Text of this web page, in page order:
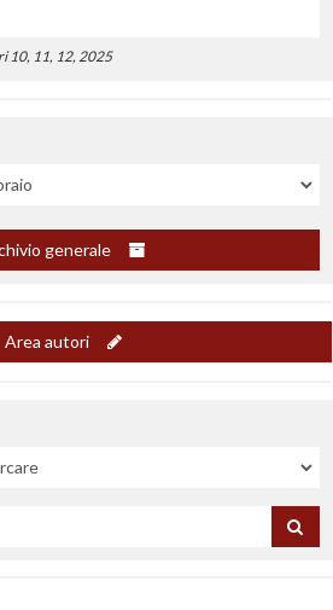
10, 11, 12, 2025
generale
Area autori